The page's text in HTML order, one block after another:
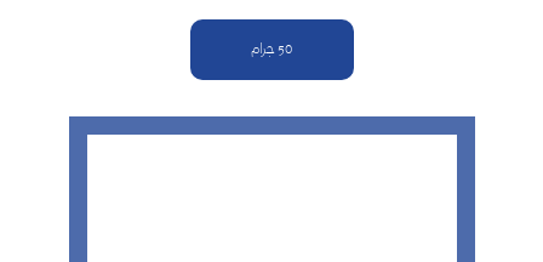
نجوم.
Read
Review.
نفس
الصفحة.
50 جرام